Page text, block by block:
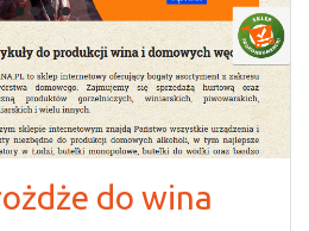
do wina